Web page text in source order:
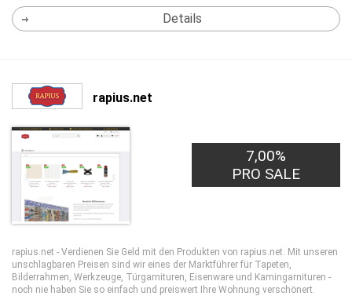
Details
rapius.net
7,00%
PRO SALE
rapius.net - Verdienen Sie Geld mit den Produkten von rapius.net. Mit unseren
unschlagbaren Preisen sind wir eines der Marktführer für Tapeten,
Bilderrahmen, Werkzeuge, Türgarnituren, Eisenware und Kamingarnituren -
noch nie haben Sie so einfach und preiswert Ihre Wohnung verschönert.